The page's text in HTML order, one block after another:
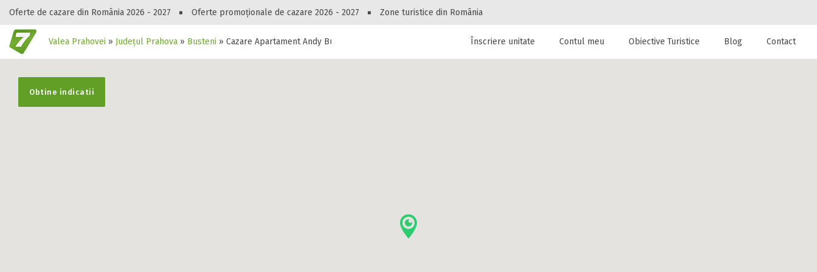
Oferte de cazare din România 2026 - 2027 Oferte promoționale de cazare 2026 - 2027 Zone turistice din România
Valea Prahovei » Județul Prahova » Busteni » Cazare Apartament Andy Busteni
Peste 10549 oferte de cazare!
Gasești hoteluri, pensiuni, vile, apartamente sau alte unitați de cazare la
Înscriere unitate Contul meu Obiective Turistice Blog Contact
Obtine indicatii